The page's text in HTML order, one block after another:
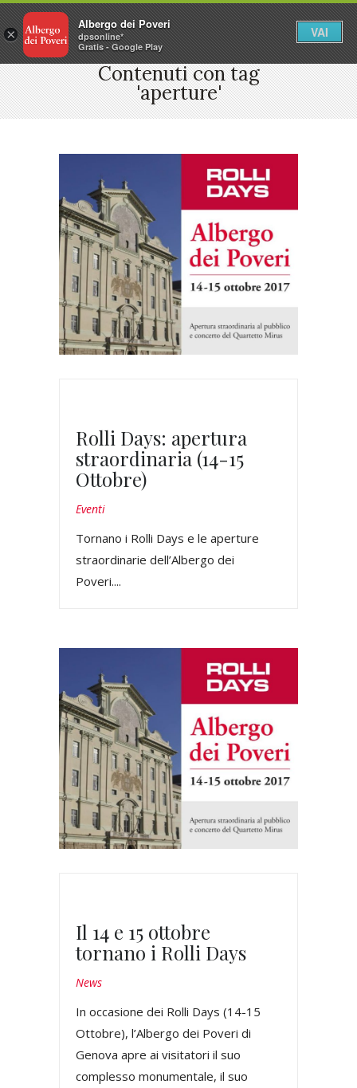
Contenuti con tag
'aperture'
Rolli Days: apertura
straordinaria (14-15
Ottobre)
Eventi
Tornano i Rolli Days e le aperture
straordinarie dell’Albergo dei
Poveri....
Il 14 e 15 ottobre
tornano i Rolli Days
News
In occasione dei Rolli Days (14-15
Ottobre), l’Albergo dei Poveri di
Genova apre ai visitatori il suo
complesso monumentale, il suo
×
Albergo dei Poveri
dpsonline*
Gratis - Google Play
VAI